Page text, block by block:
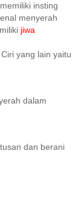
insting
menyerah
jiwa
yang lain yaitu
dalam
dan berani